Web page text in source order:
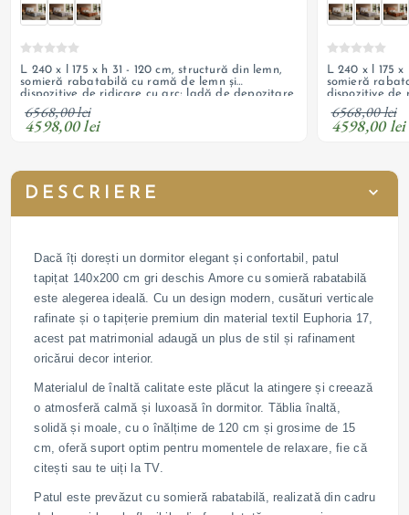
L 240 x l 175 x h 31 - 120 cm, structură din lemn,
somieră rabatabilă cu ramă de lemn și
dispozitive de ridicare cu arc; ladă de depozitare
și tapițerie din material textil; personalizabil
6568,00 lei
4598,00 lei
L 240 x l 175
somieră
dispozitive de
și tapițerie
6568,00 lei
4598,00 lei
DESCRIERE
Dacă îți dorești un dormitor elegant și confortabil, patul
tapițat 140x200 cm gri deschis Amore cu somieră rabatabilă
este alegerea ideală. Cu un design modern, cusături verticale
rafinate și o tapițerie premium din material textil Euphoria 17,
acest pat matrimonial adaugă un plus de stil și rafinament
oricărui decor interior.
Materialul de înaltă calitate este plăcut la atingere și creează
o atmosferă calmă și luxoasă în dormitor. Tăblia înaltă,
solidă și moale, cu o înălțime de 120 cm și grosime de 15
cm, oferă suport optim pentru momentele de relaxare, fie că
citești sau te uiți la TV.
Patul este prevăzut cu somieră rabatabilă, realizată din cadru